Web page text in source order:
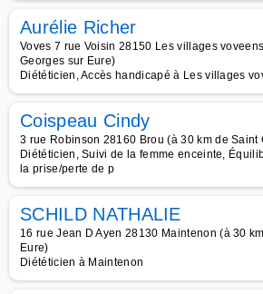
Aurélie Richer
Voves 7 rue Voisin 28150 Les villages
Georges sur Eure)
Diététicien, Accès handicapé à Les villages
Coispeau Cindy
3 rue Robinson 28160 Brou (à 30 km de Saint
Diététicien, Suivi de la femme enceinte,
la prise/perte de p
SCHILD NATHALIE
16 rue Jean D Ayen 28130 Maintenon (à 30
Eure)
Diététicien à Maintenon